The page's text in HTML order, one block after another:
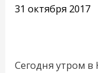
31 октября 2017
Сегодня утром
сбила